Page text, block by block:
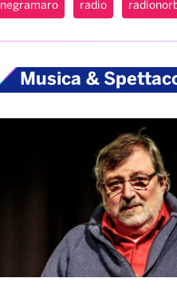
negramaro radio
Musica &